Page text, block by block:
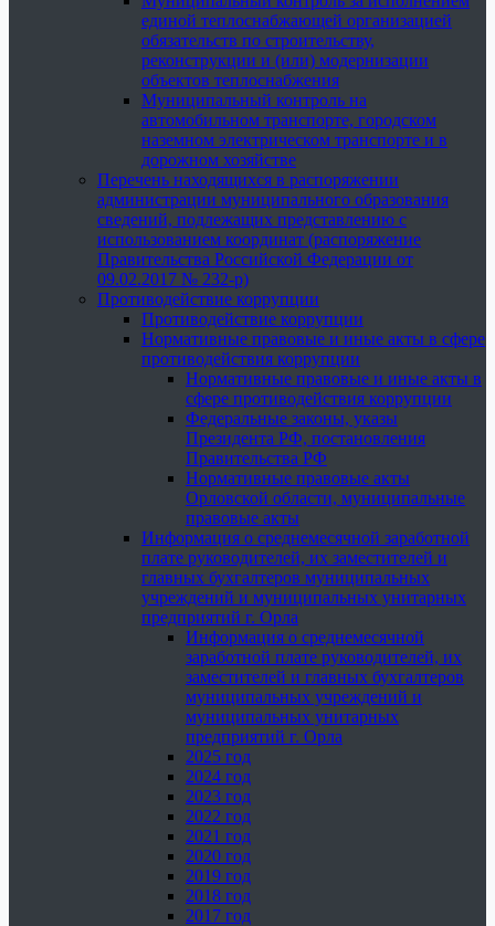
единой теплоснабжающей организацией
обязательств по строительству,
реконструкции и (или) модернизации
объектов теплоснабжения
Муниципальный контроль на
автомобильном транспорте, городском
наземном электрическом транспорте и в
дорожном хозяйстве
Перечень находящихся в распоряжении
администрации муниципального образования
сведений, подлежащих представлению с
использованием координат (распоряжение
Правительства Российской Федерации от
09.02.2017 № 232-р)
Противодействие коррупции
Противодействие коррупции
Нормативные правовые и иные акты в сфере
противодействия коррупции
Нормативные правовые и иные акты в
сфере противодействия коррупции
Федеральные законы, указы
Президента РФ, постановления
Правительства РФ
Нормативные правовые акты
Орловской области, муниципальные
правовые акты
Информация о среднемесячной заработной
плате руководителей, их заместителей и
главных бухгалтеров муниципальных
учреждений и муниципальных унитарных
предприятий г. Орла
Информация о среднемесячной
заработной плате руководителей, их
заместителей и главных бухгалтеров
муниципальных учреждений и
муниципальных унитарных
предприятий г. Орла
2025 год
2024 год
2023 год
2022 год
2021 год
2020 год
2019 год
2018 год
2017 год